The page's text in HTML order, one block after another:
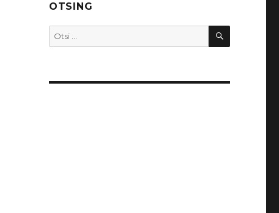
OTSING
Otsi: OTSI